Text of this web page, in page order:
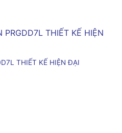
THIẾT KẾ HIỆN ĐẠI